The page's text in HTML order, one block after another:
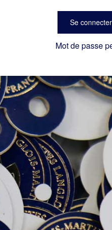
Se connecter
Mot de passe